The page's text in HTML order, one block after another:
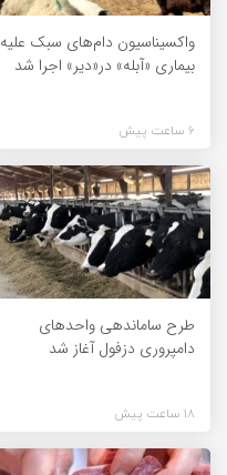
واکسیناسیون دام‌های سبک علیه
بیماری «آبله» در«دیر» اجرا شد
6 ساعت پیش
طرح ساماندهی واحدهای
دامپروری دزفول آغاز شد
18 ساعت پیش